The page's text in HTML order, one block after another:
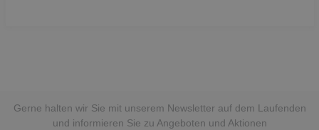
Gerne halten wir Sie mit unserem Newsletter auf dem Laufenden
und informieren Sie zu Angeboten und Aktionen